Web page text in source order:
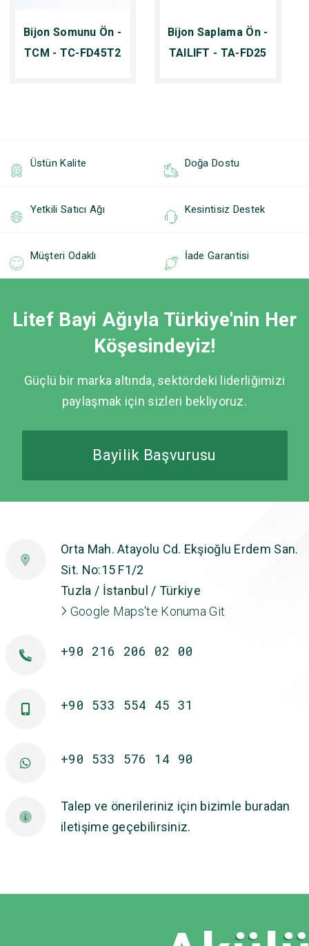
Bijon Somunu Ön -
TCM - TC-FD45T2
Bijon Saplama Ön -
TAILIFT - TA-FD25
Üstün Kalite Doğa Dostu
Yetkili Satıcı Ağı Kesintisiz Destek
Müşteri Odaklı İade Garantisi
Litef Bayi Ağıyla Türkiye'nin Her
Köşesindeyiz!
Güçlü bir marka altında, sektördeki liderliğimizi
paylaşmak için sizleri bekliyoruz.
Bayilik Başvurusu
Orta Mah. Atayolu Cd. Ekşioğlu Erdem San.
Sit. No:15 F1/2
Tuzla / İstanbul / Türkiye
Google Maps'te Konuma Git
+90 216 206 02 00
+90 533 554 45 31
+90 533 576 14 90
Talep ve önerileriniz için bizimle buradan
iletişime geçebilirsiniz.